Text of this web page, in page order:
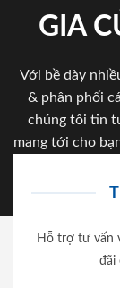
GIA
Với bề dày
& phân phối
chúng tôi tin
mang tới cho
Hỗ trợ tư vấn
đãi